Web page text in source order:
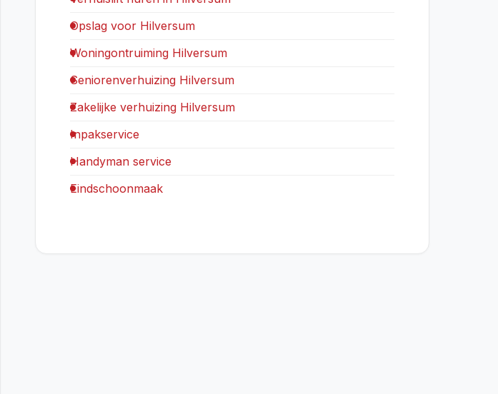
Opslag voor Hilversum
Woningontruiming Hilversum
Seniorenverhuizing Hilversum
Zakelijke verhuizing Hilversum
Inpakservice
Handyman service
Eindschoonmaak